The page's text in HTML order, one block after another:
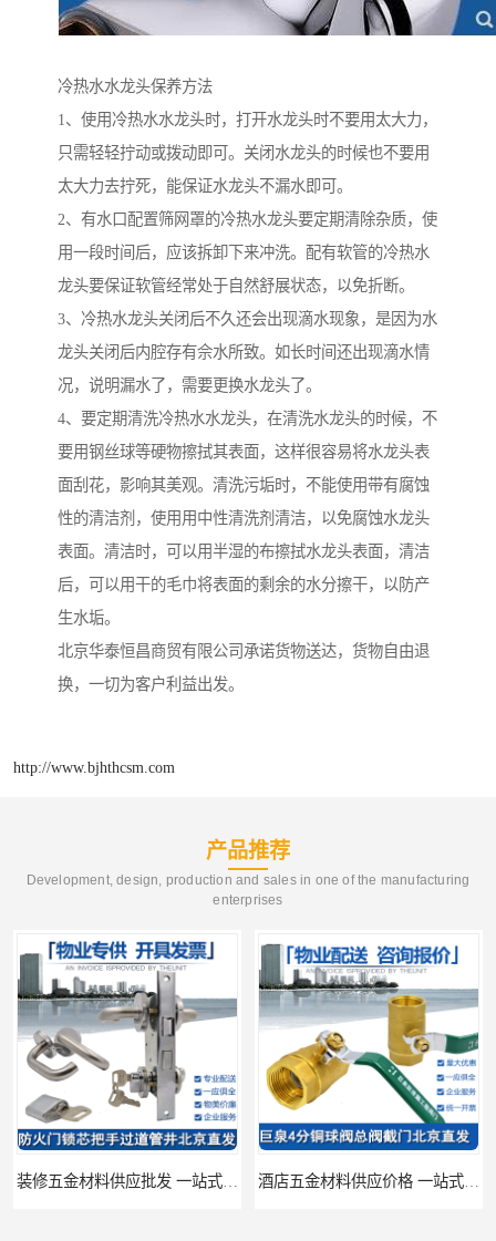
冷热水水龙头保养方法
1、使用冷热水水龙头时，打开水龙头时不要用太大力，
只需轻轻拧动或拨动即可。关闭水龙头的时候也不要用
太大力去拧死，能保证水龙头不漏水即可。
2、有水口配置筛网罩的冷热水龙头要定期清除杂质，使
用一段时间后，应该拆卸下来冲洗。配有软管的冷热水
龙头要保证软管经常处于自然舒展状态，以免折断。
3、冷热水龙头关闭后不久还会出现滴水现象，是因为水
龙头关闭后内腔存有佘水所致。如长时间还出现滴水情
况，说明漏水了，需要更换水龙头了。
4、要定期清洗冷热水水龙头，在清洗水龙头的时候，不
要用钢丝球等硬物擦拭其表面，这样很容易将水龙头表
面刮花，影响其美观。清洗污垢时，不能使用带有腐蚀
性的清洁剂，使用用中性清洗剂清洁，以免腐蚀水龙头
表面。清洁时，可以用半湿的布擦拭水龙头表面，清洁
后，可以用干的毛巾将表面的剩余的水分擦干，以防产
生水垢。
北京华泰恒昌商贸有限公司承诺货物送达，货物自由退
换，一切为客户利益出发。
http://www.bjhthcsm.com
产品推荐
Development, design, production and sales in one of the manufacturing
enterprises